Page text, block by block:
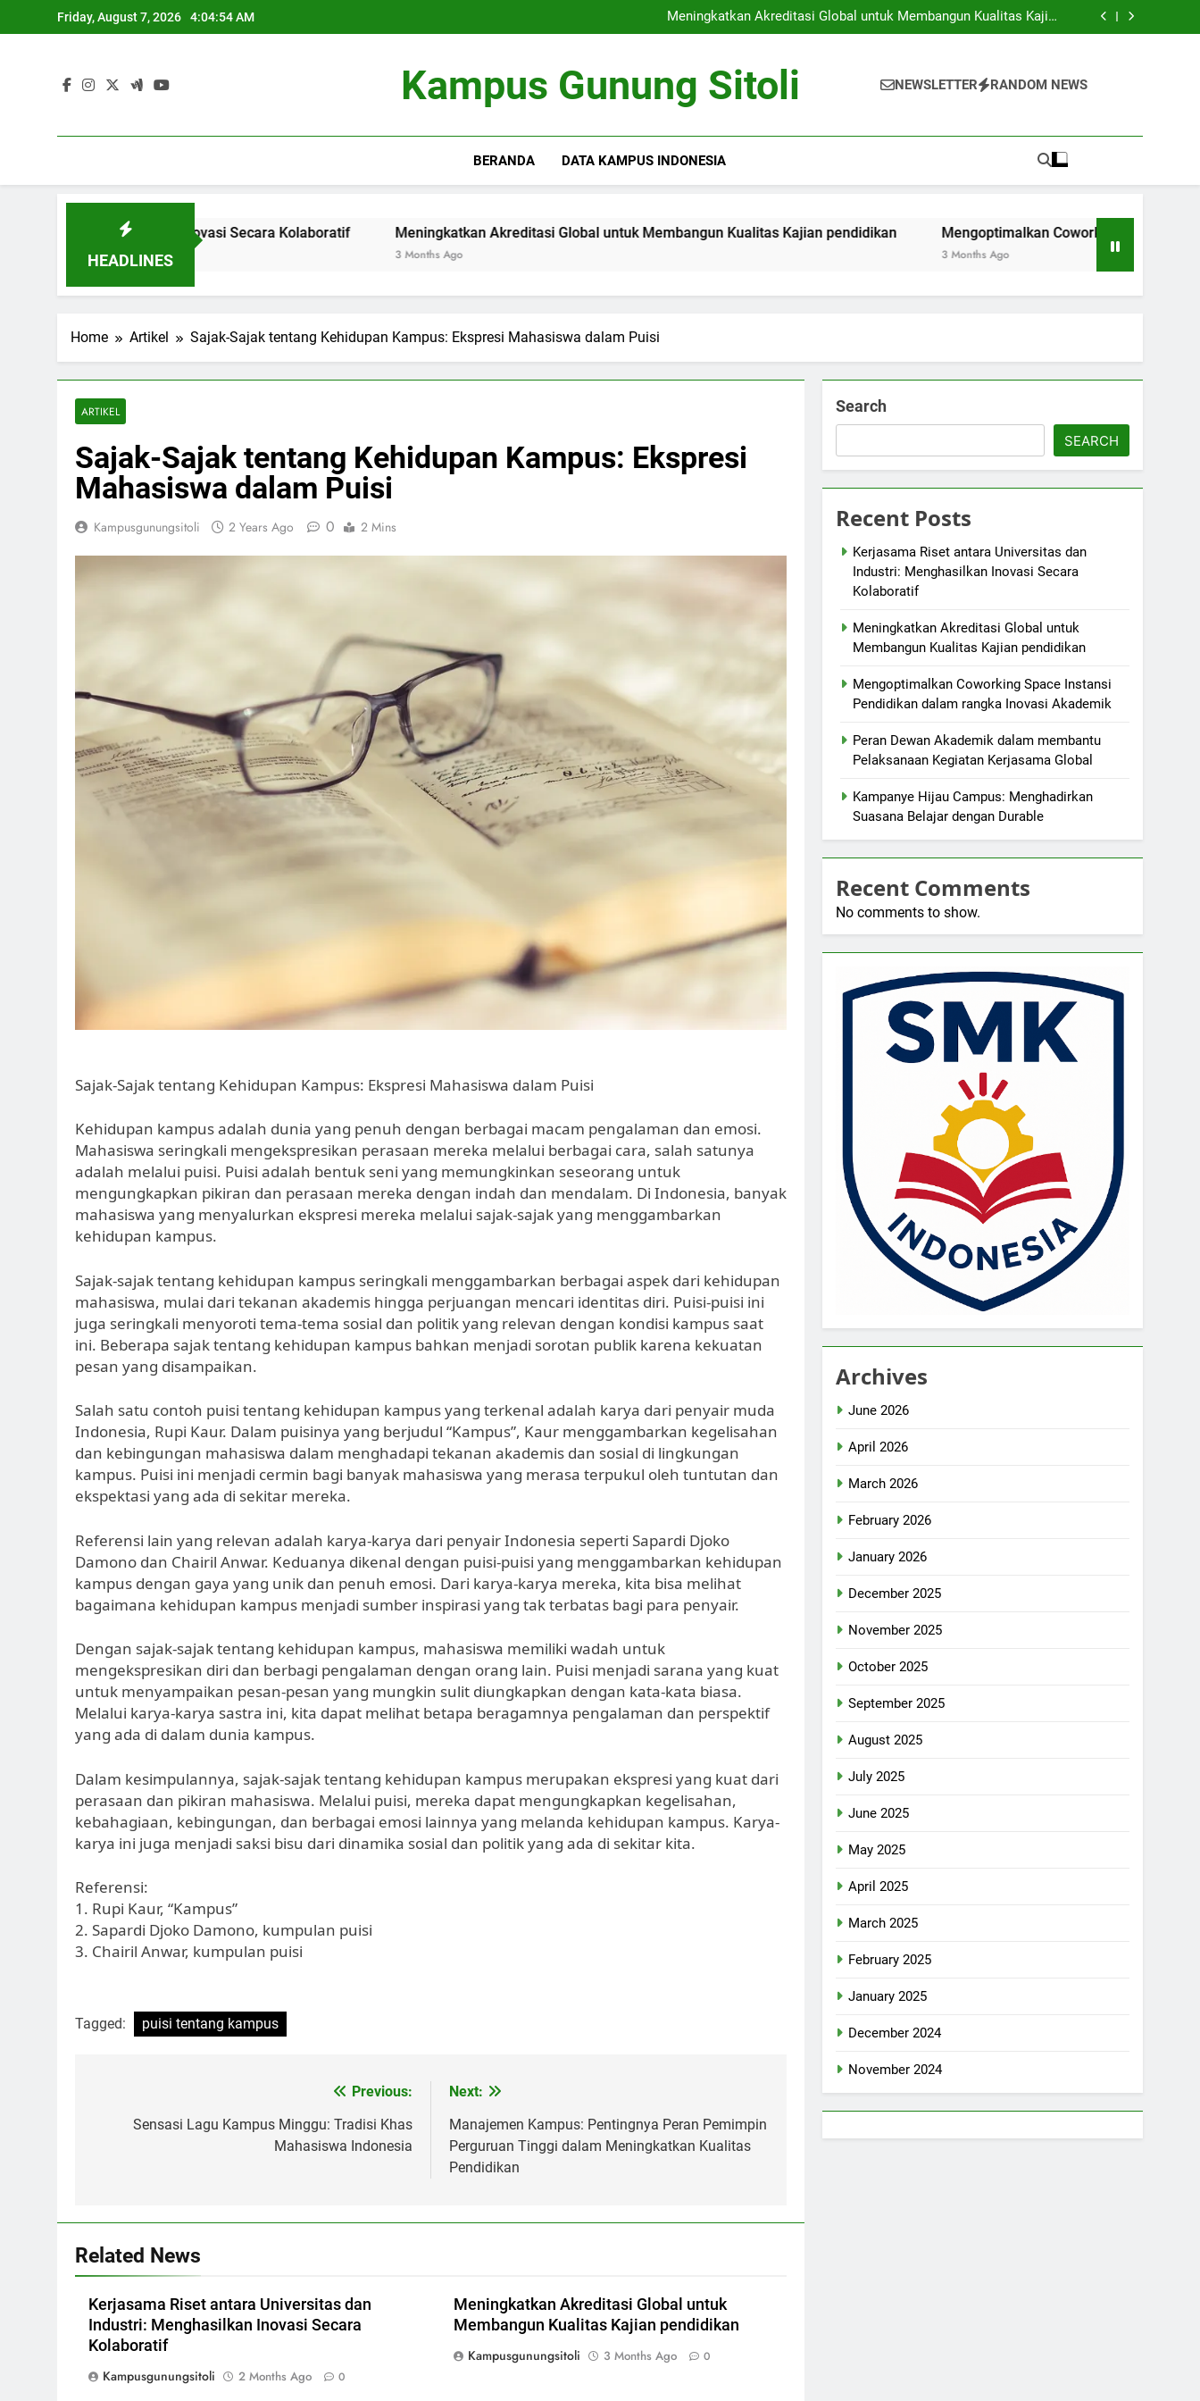
to
Friday, August 7, 2026 4:04:55 AM
Secara Kolaboratif
Meningkatkan Akreditasi Global untuk Membangun Kualitas Kajian
pendidikan
Mengoptimalkan Coworking Space Instansi Pendidikan dalam rangka
Secara Kolaboratif
Meningkatkan Akreditasi Global untuk Membangun Kualitas Kajian
Mengoptimalkan Coworking Space Instansi Pendidikan dalam rangka
Kampus Gunung Sitoli NEWSLETTER RANDOM NEWS
BERANDA DATA KAMPUS INDONESIA
HEADLINES
Inovasi Secara Kolaboratif Meningkatkan Akreditasi Global untuk Membangun Kualitas Kajian pendidikan Mengoptimalkan Coworking Space Instansi
Home Artikel Sajak-Sajak tentang Kehidupan Kampus: Ekspresi Mahasiswa dalam Puisi
ARTIKEL
Sajak-Sajak tentang Kehidupan Kampus: Ekspresi
Mahasiswa dalam Puisi
Kampusgunungsitoli 2 Years Ago 0 2 Mins
Sajak-Sajak tentang Kehidupan Kampus: Ekspresi Mahasiswa dalam Puisi
Kehidupan kampus adalah dunia yang penuh dengan berbagai macam pengalaman dan emosi.
Mahasiswa seringkali mengekspresikan perasaan mereka melalui berbagai cara, salah satunya
adalah melalui puisi. Puisi adalah bentuk seni yang memungkinkan seseorang untuk
mengungkapkan pikiran dan perasaan mereka dengan indah dan mendalam. Di Indonesia, banyak
mahasiswa yang menyalurkan ekspresi mereka melalui sajak-sajak yang menggambarkan
kehidupan kampus.
Sajak-sajak tentang kehidupan kampus seringkali menggambarkan berbagai aspek dari kehidupan
mahasiswa, mulai dari tekanan akademis hingga perjuangan mencari identitas diri. Puisi-puisi ini
juga seringkali menyoroti tema-tema sosial dan politik yang relevan dengan kondisi kampus saat
ini. Beberapa sajak tentang kehidupan kampus bahkan menjadi sorotan publik karena kekuatan
pesan yang disampaikan.
Salah satu contoh puisi tentang kehidupan kampus yang terkenal adalah karya dari penyair muda
Indonesia, Rupi Kaur. Dalam puisinya yang berjudul “Kampus”, Kaur menggambarkan kegelisahan
dan kebingungan mahasiswa dalam menghadapi tekanan akademis dan sosial di lingkungan
kampus. Puisi ini menjadi cermin bagi banyak mahasiswa yang merasa terpukul oleh tuntutan dan
ekspektasi yang ada di sekitar mereka.
Referensi lain yang relevan adalah karya-karya dari penyair Indonesia seperti Sapardi Djoko
Damono dan Chairil Anwar. Keduanya dikenal dengan puisi-puisi yang menggambarkan kehidupan
kampus dengan gaya yang unik dan penuh emosi. Dari karya-karya mereka, kita bisa melihat
bagaimana kehidupan kampus menjadi sumber inspirasi yang tak terbatas bagi para penyair.
Dengan sajak-sajak tentang kehidupan kampus, mahasiswa memiliki wadah untuk
mengekspresikan diri dan berbagi pengalaman dengan orang lain. Puisi menjadi sarana yang kuat
untuk menyampaikan pesan-pesan yang mungkin sulit diungkapkan dengan kata-kata biasa.
Melalui karya-karya sastra ini, kita dapat melihat betapa beragamnya pengalaman dan perspektif
yang ada di dalam dunia kampus.
Dalam kesimpulannya, sajak-sajak tentang kehidupan kampus merupakan ekspresi yang kuat dari
perasaan dan pikiran mahasiswa. Melalui puisi, mereka dapat mengungkapkan kegelisahan,
kebahagiaan, kebingungan, dan berbagai emosi lainnya yang melanda kehidupan kampus. Karya-
karya ini juga menjadi saksi bisu dari dinamika sosial dan politik yang ada di sekitar kita.
Referensi:
1. Rupi Kaur, “Kampus”
2. Sapardi Djoko Damono, kumpulan puisi
3. Chairil Anwar, kumpulan puisi
Tagged: puisi tentang kampus
navigation
Previous:
Sensasi Lagu Kampus Minggu: Tradisi Khas
Mahasiswa Indonesia
Next:
Manajemen Kampus: Pentingnya Peran Pemimpin
Perguruan Tinggi dalam Meningkatkan Kualitas
Pendidikan
Related News
Kerjasama Riset antara Universitas dan
Industri: Menghasilkan Inovasi Secara
Kolaboratif
Kampusgunungsitoli
2 Months Ago 0
Meningkatkan Akreditasi Global untuk
Membangun Kualitas Kajian pendidikan
Kampusgunungsitoli
3 Months Ago 0
Search
SEARCH
Recent Posts
Kerjasama Riset antara Universitas dan
Industri: Menghasilkan Inovasi Secara
Kolaboratif
Meningkatkan Akreditasi Global untuk
Membangun Kualitas Kajian pendidikan
Mengoptimalkan Coworking Space Instansi
Pendidikan dalam rangka Inovasi Akademik
Peran Dewan Akademik dalam membantu
Pelaksanaan Kegiatan Kerjasama Global
Kampanye Hijau Campus: Menghadirkan
Suasana Belajar dengan Durable
Recent Comments
No comments to show.
Archives
June 2026
April 2026
March 2026
February 2026
January 2026
December 2025
November 2025
October 2025
September 2025
August 2025
July 2025
June 2025
May 2025
April 2025
March 2025
February 2025
January 2025
December 2024
November 2024